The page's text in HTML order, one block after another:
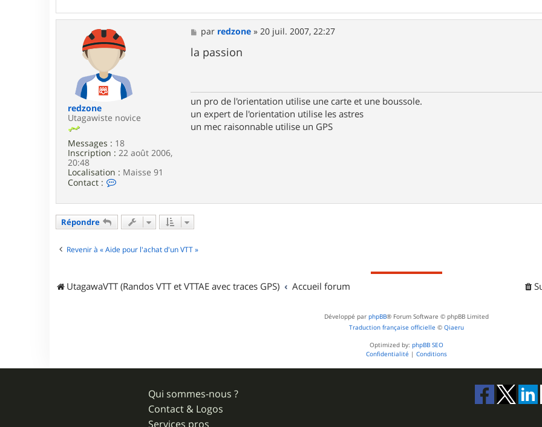
a
t
e
r
p
a
i
k
a
redzone
Utagawiste novice
Messages : 18
Inscription : 22 août 2006,
20:48
Localisation : Maisse 91
Contact :
c
e
d
M
e
s
s
par redzone »20 juil. 2007, 22:27
la passion
un pro de l'orientation utilise une carte et une boussole.
un expert de l'orientation utilise les astres
un mec raisonnable utilise un GPS
Répondre
Revenir à « Aide pour l'achat d'un VTT »
UtagawaVTT (Randos VTT et VTTAE avec traces GPS) Accueil forum
Développé par phpBB® Forum Software © phpBB Limited
Traduction française officielle © Qiaeru
Optimized by: phpBB SEO
Confidentialité | Conditions
Qui sommes-nous ?
Contact & Logos
Services pros